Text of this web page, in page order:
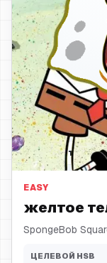
желтое тело
EASY
желтое
SpongeBob
ЦЕЛЕВОЙ HSB